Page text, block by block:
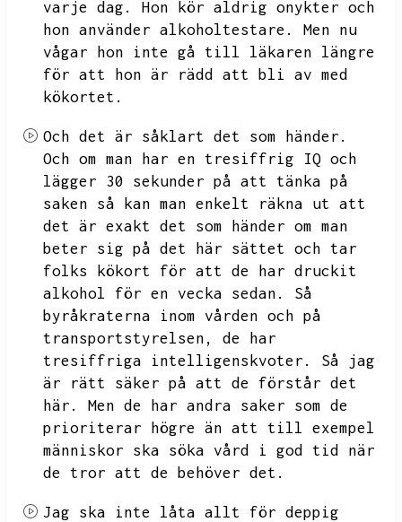
varje dag.
Hon kör aldrig onykter och
hon använder alkoholtestare.
Men nu
vågar hon inte gå till läkaren längre
för att hon är rädd att bli av med
kökortet.
Och det är såklart det som händer.
Och om man har en tresiffrig IQ och
lägger 30 sekunder på att tänka på
saken så kan man enkelt räkna ut att
det är exakt det som händer om man
beter sig på det här sättet och tar
folks kökort för att de har druckit
alkohol för en vecka sedan.
Så
byråkraterna inom vården och på
transportstyrelsen,
de har
tresiffriga intelligenskvoter.
Så jag
är rätt säker på att de förstår det
här.
Men de har andra saker som de
prioriterar högre än att till exempel
människor ska söka vård i god tid när
de tror att de behöver det.
Jag ska inte låta allt för deppig